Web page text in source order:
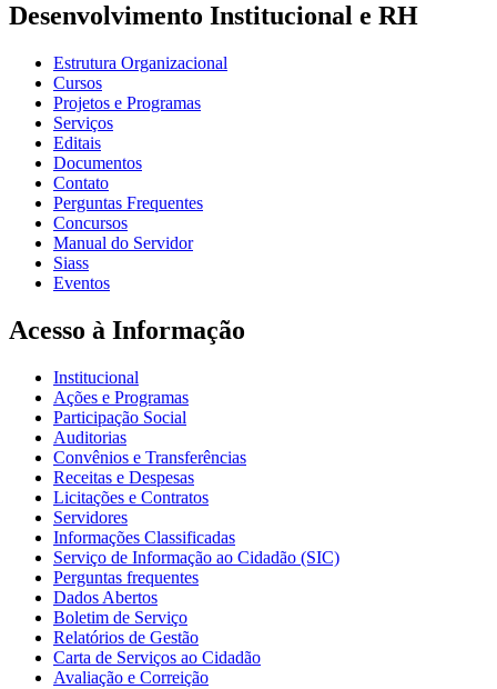
Desenvolvimento Institucional e RH
Estrutura Organizacional
Cursos
Projetos e Programas
Serviços
Editais
Documentos
Contato
Perguntas Frequentes
Concursos
Manual do Servidor
Siass
Eventos
Acesso à Informação
Institucional
Ações e Programas
Participação Social
Auditorias
Convênios e Transferências
Receitas e Despesas
Licitações e Contratos
Servidores
Informações Classificadas
Serviço de Informação ao Cidadão (SIC)
Perguntas frequentes
Dados Abertos
Boletim de Serviço
Relatórios de Gestão
Carta de Serviços ao Cidadão
Avaliação e Correição